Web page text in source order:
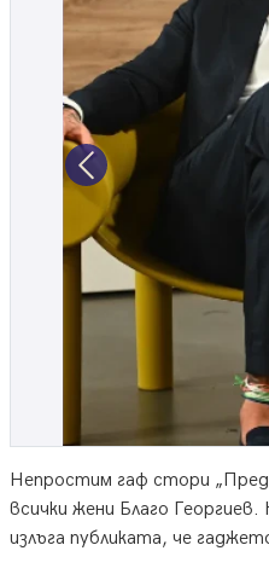
Previous
Непростим гаф стори
всички жени Благо
излъга публиката, че